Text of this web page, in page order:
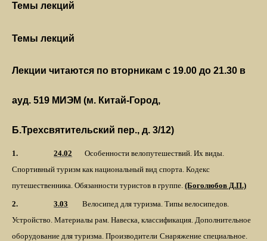
Темы лекций
Темы лекций
Лекции читаются по вторникам с 19.00 до 21.30 в
ауд. 519 МИЭМ (м. Китай-Город,
Б.Трехсвятительский пер., д. 3/12)
1. 24.02
Особенности велопутешествий. Их виды.
Спортивный туризм как национальный вид спорта. Кодекс
путешественника. Обязанности туристов в группе. (Боголюбов Д.П.)
2. 3.03 Велосипед для туризма. Типы велосипедов.
Устройство. Материалы рам. Навеска, классификация. Дополнительное
оборудование для туризма. Производители Снаряжение специальное.